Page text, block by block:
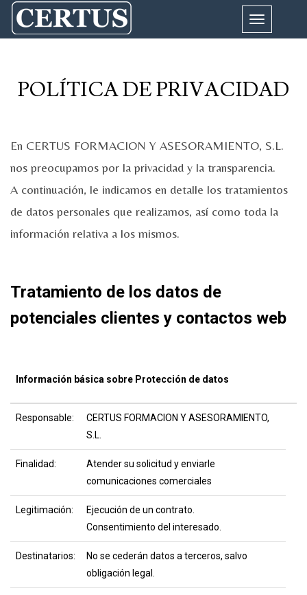
Cambiar
navegación
POLÍTICA DE PRIVACIDAD
En CERTUS FORMACION Y ASESORAMIENTO, S.L.
nos preocupamos por la privacidad y la transparencia.
A continuación, le indicamos en detalle los tratamientos
de datos personales que realizamos, así como toda la
información relativa a los mismos.
Tratamiento de los datos de
potenciales clientes y contactos web
Información básica sobre Protección de datos
Responsable:
CERTUS FORMACION Y ASESORAMIENTO,
S.L.
Finalidad:
Atender su solicitud y enviarle
comunicaciones comerciales
Legitimación:
Ejecución de un contrato.
Consentimiento del interesado.
Destinatarios:
No se cederán datos a terceros, salvo
obligación legal.